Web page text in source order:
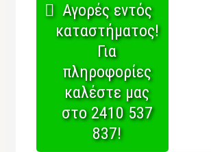
Αγορές εντός
καταστήματος!
Για
πληροφορίες
καλέστε μας
στο 2410 537
837!